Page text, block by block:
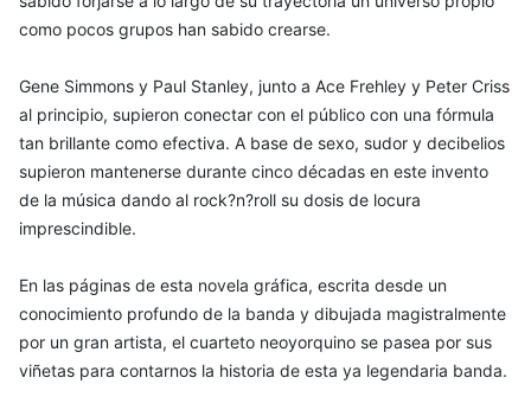
como pocos grupos han sabido crearse.
Gene Simmons y Paul Stanley, junto a Ace Frehley y Peter Criss
al principio, supieron conectar con el público con una fórmula
tan brillante como efectiva. A base de sexo, sudor y decibelios
supieron mantenerse durante cinco décadas en este invento
de la música dando al rock?n?roll su dosis de locura
imprescindible.
En las páginas de esta novela gráfica, escrita desde un
conocimiento profundo de la banda y dibujada magistralmente
por un gran artista, el cuarteto neoyorquino se pasea por sus
viñetas para contarnos la historia de esta ya legendaria banda.